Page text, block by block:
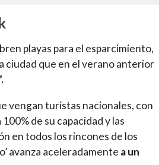
playas para el esparcimiento,
ciudad que en el verano anterior
vengan turistas nacionales, con
de su capacidad y las
en todos los rincones de los
avanza aceleradamente a un